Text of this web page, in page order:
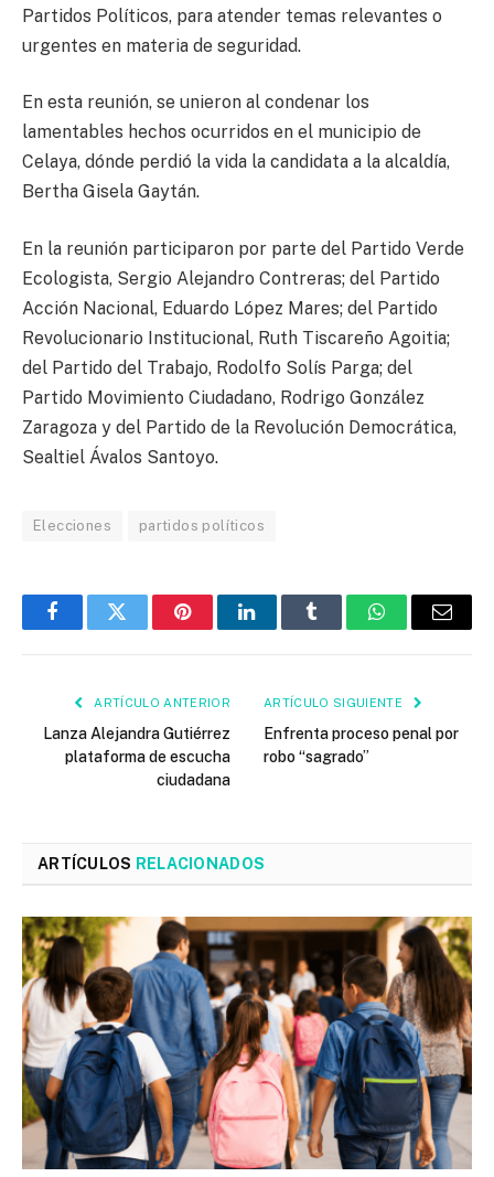
Partidos Políticos, para atender temas relevantes o
urgentes en materia de seguridad.
En esta reunión, se unieron al condenar los
lamentables hechos ocurridos en el municipio de
Celaya, dónde perdió la vida la candidata a la alcaldía,
Bertha Gisela Gaytán.
En la reunión participaron por parte del Partido Verde
Ecologista, Sergio Alejandro Contreras; del Partido
Acción Nacional, Eduardo López Mares; del Partido
Revolucionario Institucional, Ruth Tiscareño Agoitia;
del Partido del Trabajo, Rodolfo Solís Parga; del
Partido Movimiento Ciudadano, Rodrigo González
Zaragoza y del Partido de la Revolución Democrática,
Sealtiel Ávalos Santoyo.
Elecciones partidos políticos
FacebookTwitter PinterestLinkedInTumblr WhatsAppEmail
ARTÍCULO ANTERIOR
Lanza Alejandra Gutiérrez
plataforma de escucha
ciudadana
ARTÍCULO SIGUIENTE
Enfrenta proceso penal por
robo “sagrado”
ARTÍCULOS RELACIONADOS